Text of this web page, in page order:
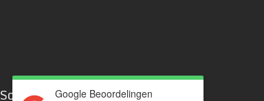
Social mediaGoogle Beoordelingen